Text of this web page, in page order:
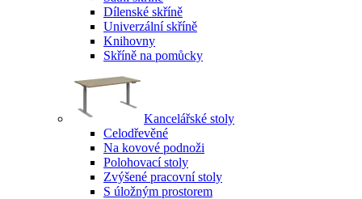
Dílenské skříně
Univerzální skříně
Knihovny
Skříně na pomůcky
Kancelářské stoly
Celodřevěné
Na kovové podnoži
Polohovací stoly
Zvýšené pracovní stoly
S úložným prostorem